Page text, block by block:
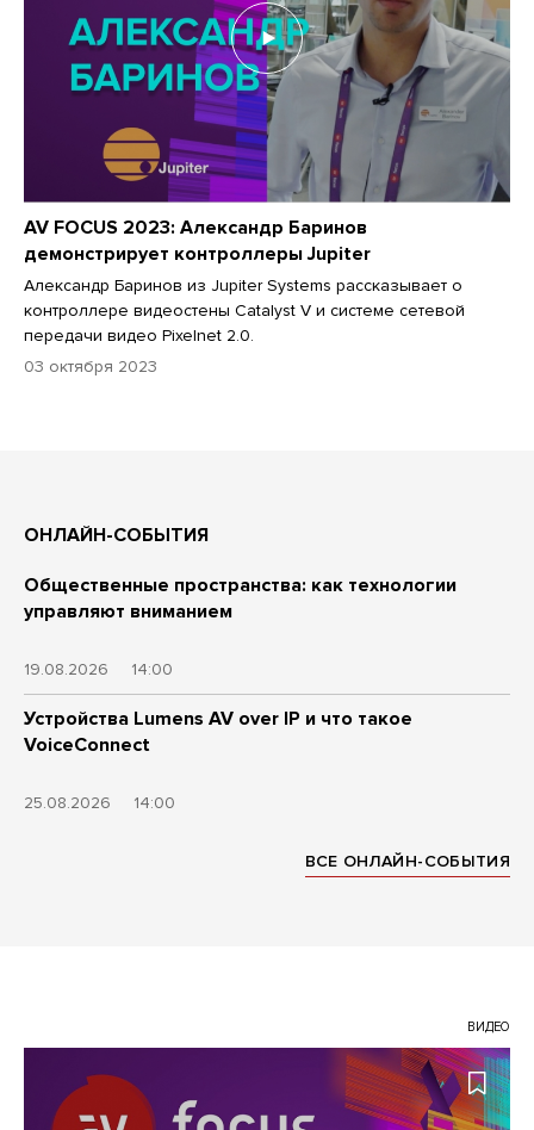
AV FOCUS 2023: Александр Баринов
демонстрирует контроллеры Jupiter
Александр Баринов из Jupiter Systems рассказывает о
контроллере видеостены Catalyst V и системе сетевой
передачи видео Pixelnet 2.0.
03 октября 2023
ВИДЕО
ОНЛАЙН-СОБЫТИЯ
Общественные пространства: как технологии
управляют вниманием
19.08.2026 14:00
Устройства Lumens AV over IP и что такое
VoiceConnect
25.08.2026 14:00
ВСЕ ОНЛАЙН-СОБЫТИЯ